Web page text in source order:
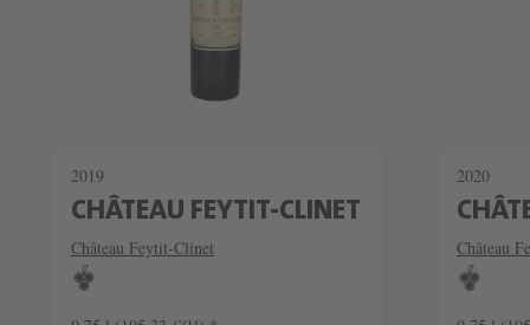
2019
CHÂTEAU FEYTIT-CLINET
Château Feytit-Clinet
2020
Château